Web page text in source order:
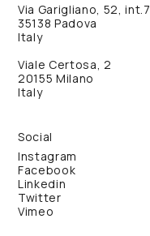
Via Garigliano, 52, int.7
35138 Padova
Italy
Viale Certosa, 2
20155 Milano
Italy
Social
Instagram
Facebook
Linkedin
Twitter
Vimeo